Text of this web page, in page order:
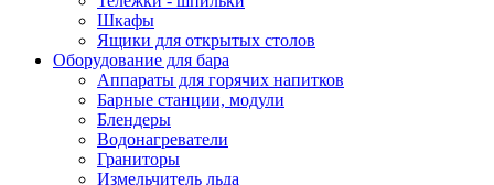
Шкафы
Ящики для открытых столов
Оборудование для бара
Аппараты для горячих напитков
Барные станции, модули
Блендеры
Водонагреватели
Граниторы
Измельчитель льда